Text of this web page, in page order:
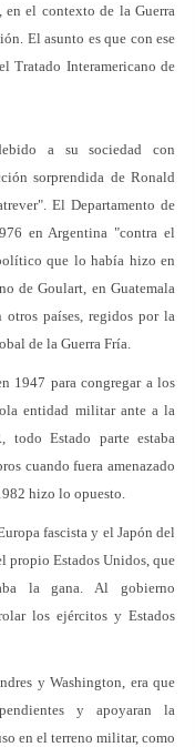
en el contexto de la Guerra
El asunto es que con ese
Tratado Interamericano de
a su sociedad con
sorprendida de Ronald
El Departamento de
en Argentina "contra el
que lo había hizo en
de Goulart, en Guatemala
países, regidos por la
de la Guerra Fría.
1947 para congregar a los
entidad militar ante a la
todo Estado parte estaba
cuando fuera amenazado
hizo lo opuesto.
fascista y el Japón del
propio Estados Unidos, que
la gana. Al gobierno
los ejércitos y Estados
y Washington, era que
y apoyaran la
en el terreno militar, como